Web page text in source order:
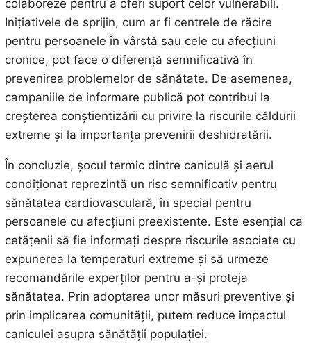
colaboreze pentru a oferi suport celor vulnerabili.
Inițiativele de sprijin, cum ar fi centrele de răcire
pentru persoanele în vârstă sau cele cu afecțiuni
cronice, pot face o diferență semnificativă în
prevenirea problemelor de sănătate. De asemenea,
campaniile de informare publică pot contribui la
creșterea conștientizării cu privire la riscurile căldurii
extreme și la importanța prevenirii deshidratării.
În concluzie, șocul termic dintre caniculă și aerul
condiționat reprezintă un risc semnificativ pentru
sănătatea cardiovasculară, în special pentru
persoanele cu afecțiuni preexistente. Este esențial ca
cetățenii să fie informați despre riscurile asociate cu
expunerea la temperaturi extreme și să urmeze
recomandările experților pentru a-și proteja
sănătatea. Prin adoptarea unor măsuri preventive și
prin implicarea comunității, putem reduce impactul
caniculei asupra sănătății populației.